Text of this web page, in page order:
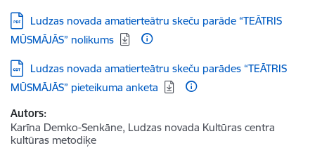
Lejupielādēt:
Ludzas novada amatierteātru skeču parāde “TEĀTRIS
MŪSMĀJĀS” nolikums
Lejupielādēt:
Ludzas novada amatierteātru skeču parādes “TEĀTRIS
MŪSMĀJĀS” pieteikuma anketa
Autors:
Karīna Demko-Senkāne, Ludzas novada Kultūras centra
kultūras metodiķe